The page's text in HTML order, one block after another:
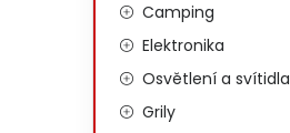
Camping
Elektronika
Osvětlení a svítidla
Grily